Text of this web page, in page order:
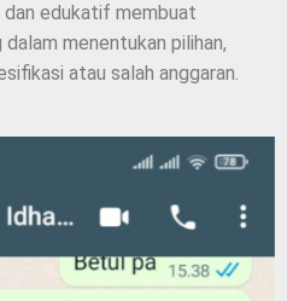
dan edukatif membuat
menentukan pilihan,
atau salah anggaran.